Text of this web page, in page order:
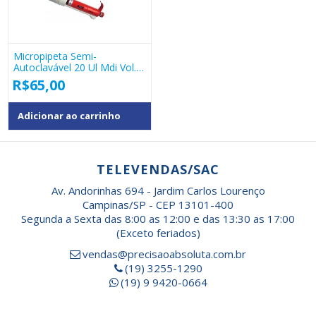
Micropipeta Semi-
Autoclavável 20 Ul Mdi Vol.
Fixo
R$65,00
Adicionar ao carrinho
TELEVENDAS/SAC
Av. Andorinhas 694 - Jardim Carlos Lourenço
Campinas/SP - CEP 13101-400
Segunda a Sexta das 8:00 as 12:00 e das 13:30 as 17:00
(Exceto feriados)
vendas@precisaoabsoluta.com.br
(19) 3255-1290
(19) 9 9420-0664